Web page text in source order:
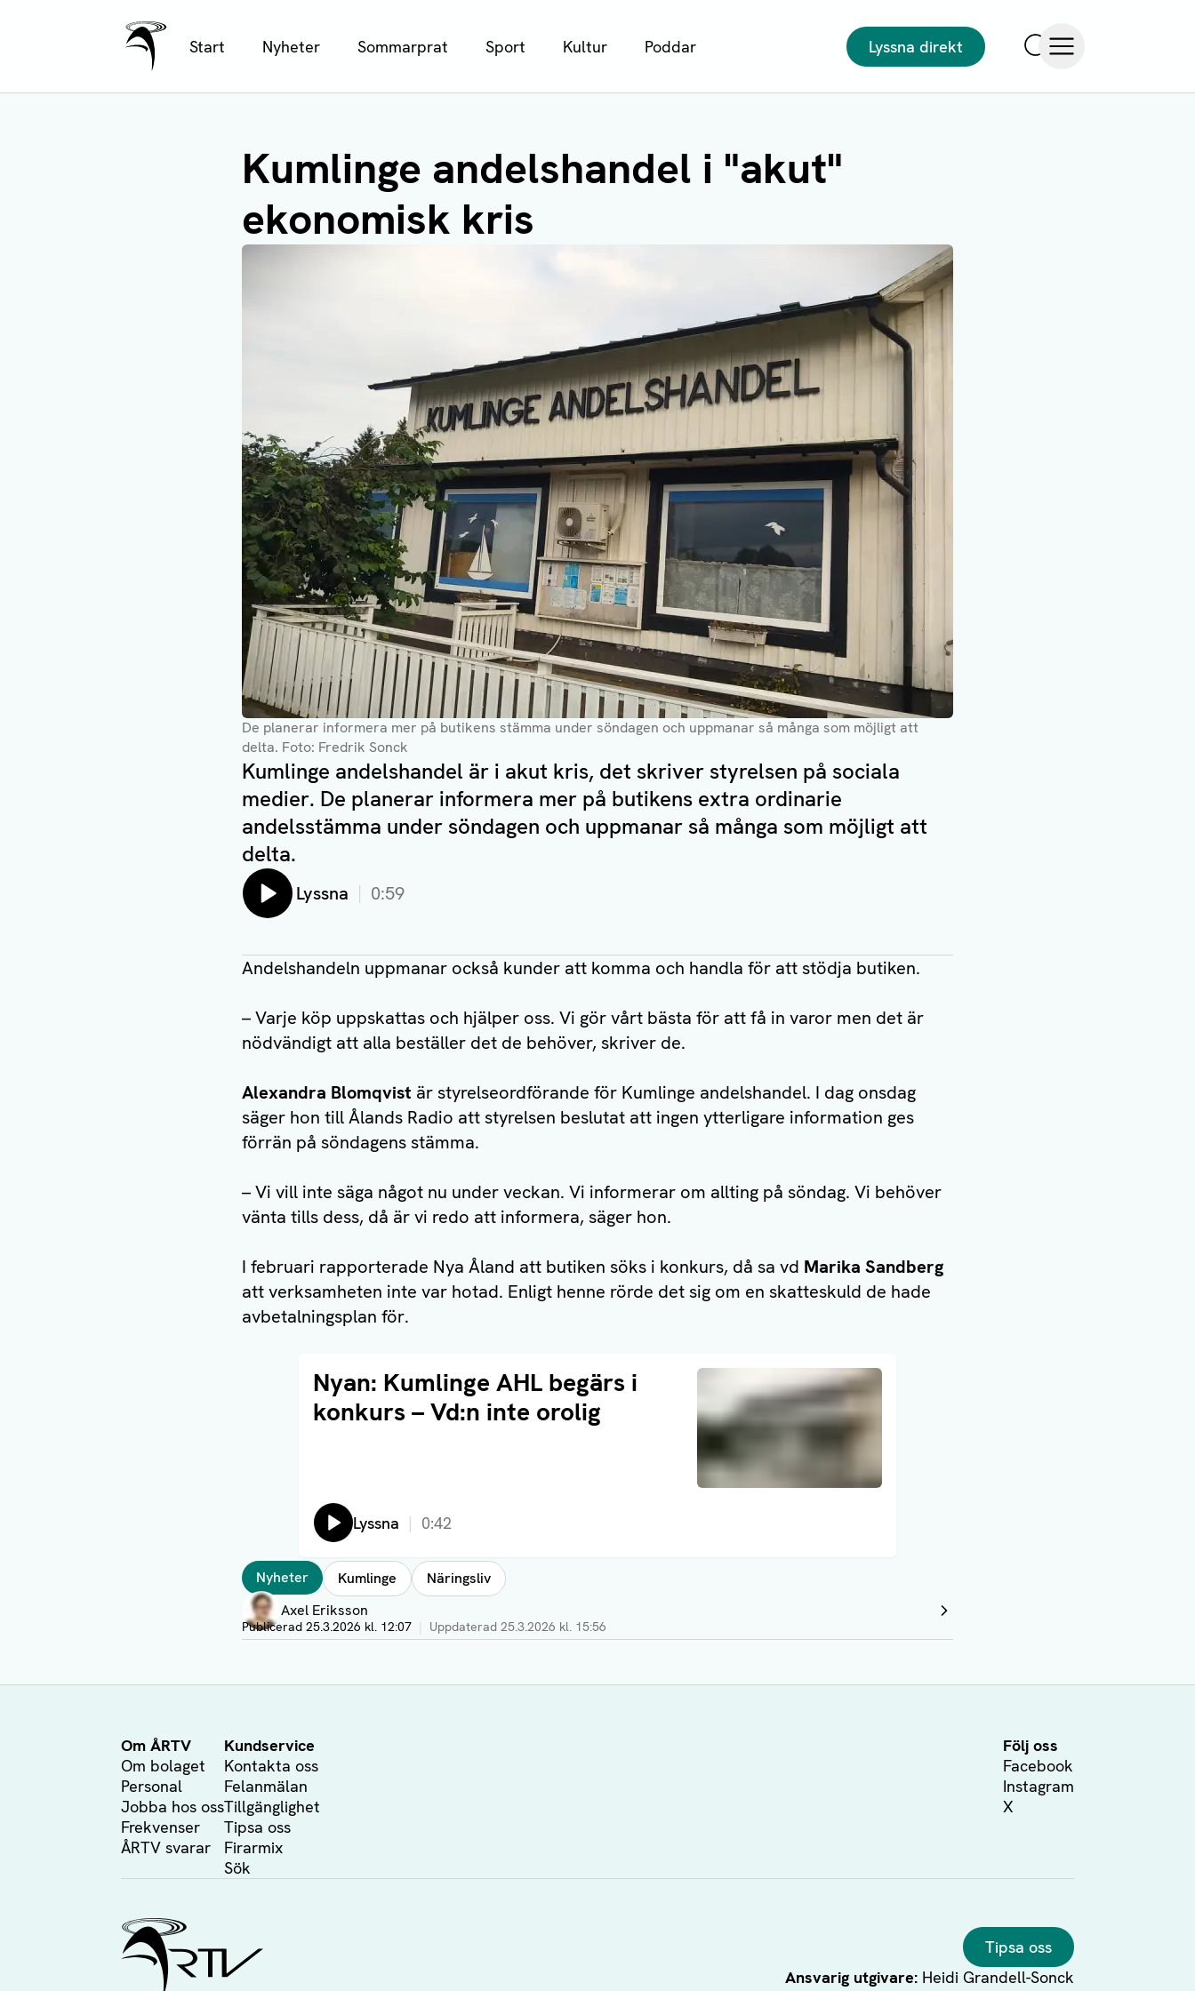
Ålands Radio & TV
Start Nyheter Sommarprat Sport Kultur Poddar
Lyssna direkt
Kumlinge andelshandel i "akut"
ekonomisk kris
De planerar informera mer på butikens stämma under söndagen och uppmanar så många som möjligt att
delta. Foto: Fredrik Sonck
Kumlinge andelshandel är i akut kris, det skriver styrelsen på sociala
medier. De planerar informera mer på butikens extra ordinarie
andelsstämma under söndagen och uppmanar så många som möjligt att
delta.
Lyssna 0:59
Andelshandeln uppmanar också kunder att komma och handla för att stödja butiken.
– Varje köp uppskattas och hjälper oss. Vi gör vårt bästa för att få in varor men det är
nödvändigt att alla beställer det de behöver, skriver de.
Alexandra Blomqvist är styrelseordförande för Kumlinge andelshandel. I dag onsdag
säger hon till Ålands Radio att styrelsen beslutat att ingen ytterligare information ges
förrän på söndagens stämma.
– Vi vill inte säga något nu under veckan. Vi informerar om allting på söndag. Vi behöver
vänta tills dess, då är vi redo att informera, säger hon.
I februari rapporterade Nya Åland att butiken söks i konkurs, då sa vd Marika Sandberg
att verksamheten inte var hotad. Enligt henne rörde det sig om en skatteskuld de hade
avbetalningsplan för.
Nyan: Kumlinge AHL begärs i
konkurs – Vd:n inte orolig
Läs artikel
Lyssna 0:42
TaggarNyheter Kumlinge Näringsliv
Författare
Axel Eriksson
Visa profil
Publicerad 25.3.2026 kl. 12:07 Uppdaterad 25.3.2026 kl. 15:56
Om ÅRTV
Om bolaget
Personal
Jobba hos oss
Frekvenser
ÅRTV svarar
Kundservice
Kontakta oss
Felanmälan
Tillgänglighet
Tipsa oss
Firarmix
Sök
Följ oss
Facebook
Instagram
X
Ålands Radio & TV
Tipsa oss
Ansvarig utgivare: Heidi Grandell-Sonck